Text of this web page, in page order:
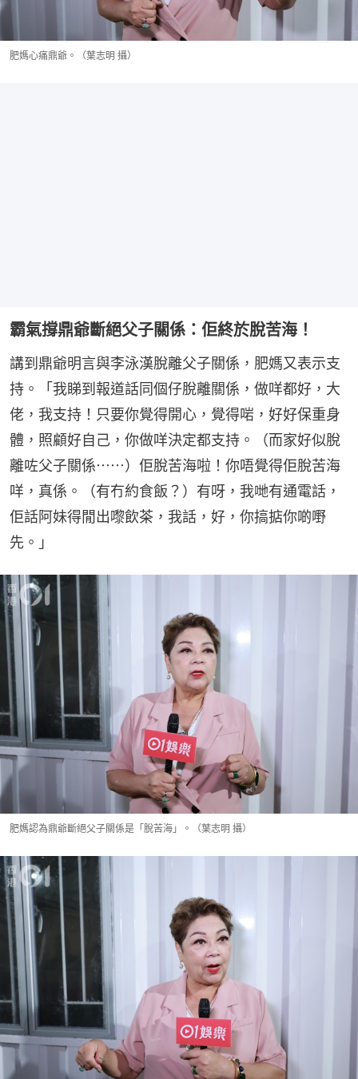
肥媽心痛鼎爺。（葉志明 攝）
霸氣撐鼎爺斷絕父子關係：佢終於脫苦海！
講到鼎爺明言與李泳漢脫離父子關係，肥媽又表示支
持。「我睇到報道話同個仔脫離關係，做咩都好，大
佬，我支持！只要你覺得開心，覺得啱，好好保重身
體，照顧好自己，你做咩決定都支持。（而家好似脫
離咗父子關係⋯⋯）佢脫苦海啦！你唔覺得佢脫苦海
咩，真係。（有冇約食飯？）有呀，我哋有通電話，
佢話阿妹得閒出嚟飲茶，我話，好，你搞掂你啲嘢
先。」
肥媽認為鼎爺斷絕父子關係是「脫苦海」。（葉志明 攝）